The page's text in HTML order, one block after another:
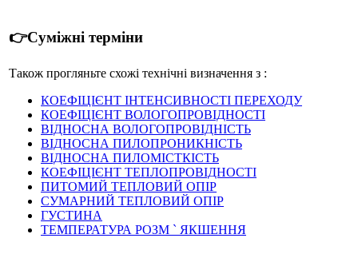
👉Суміжні терміни
Також прогляньте схожі технічні визначення з :
КОЕФІЦІЄНТ ІНТЕНСИВНОСТІ ПЕРЕХОДУ
КОЕФІЦІЄНТ ВОЛОГОПРОВІДНОСТІ
ВІДНОСНА ВОЛОГОПРОВІДНІСТЬ
ВІДНОСНА ПИЛОПРОНИКНІСТЬ
ВІДНОСНА ПИЛОМІСТКІСТЬ
КОЕФІЦІЄНТ ТЕПЛОПРОВІДНОСТІ
ПИТОМИЙ ТЕПЛОВИЙ ОПІР
СУМАРНИЙ ТЕПЛОВИЙ ОПІР
ГУСТИНА
ТЕМПЕРАТУРА РОЗМ ` ЯКШЕННЯ